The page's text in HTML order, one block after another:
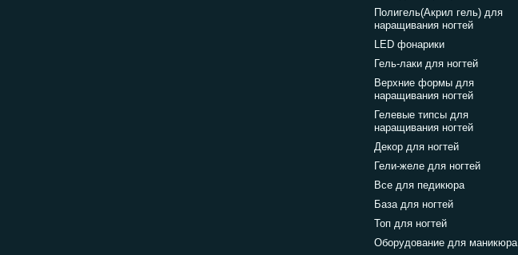
Полигель(Акрил гель) для
наращивания ногтей
LED фонарики
Гель-лаки для ногтей
Верхние формы для
наращивания ногтей
Гелевые типсы для
наращивания ногтей
Декор для ногтей
Гели-желе для ногтей
Все для педикюра
База для ногтей
Топ для ногтей
Оборудование для маникюра